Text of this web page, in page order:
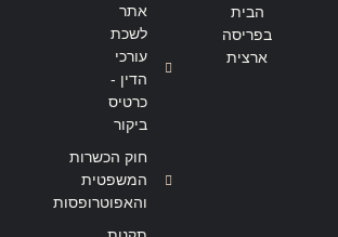
הבית
בפריסה
ארצית
אתר
לשכת
עורכי
הדין -
כרטיס
ביקור
חוק הכשרות
המשפטית
והאפוטרופסות